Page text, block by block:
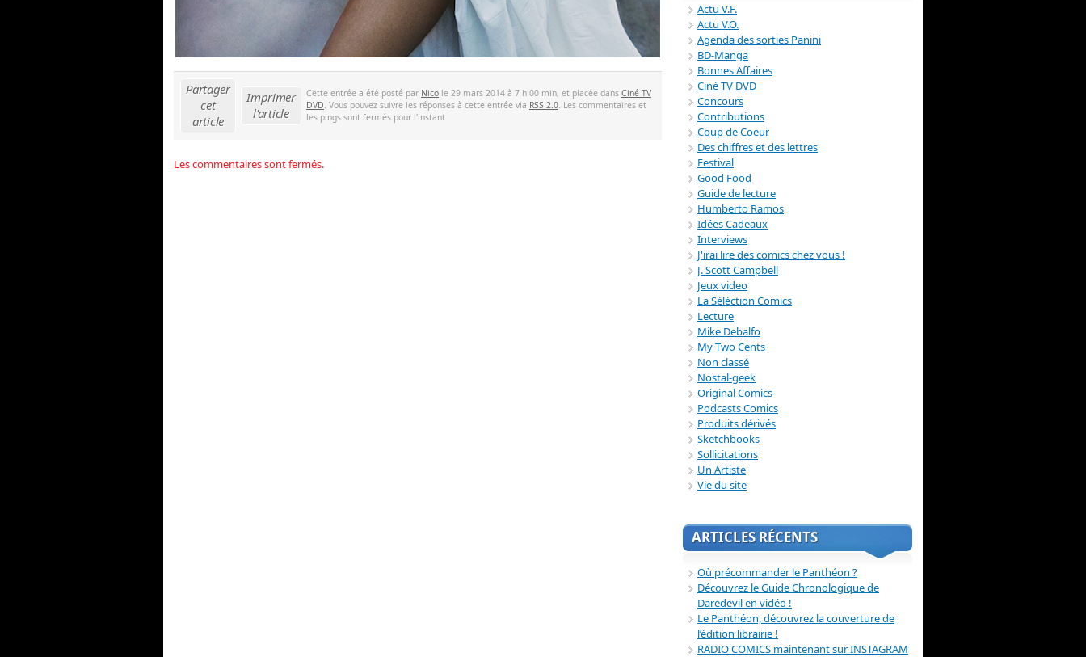
Partager
cet
article
Imprimer
l'article
Cette entrée a été posté par Nico le 29 mars 2014 à 7 h 00 min, et placée dans Ciné TV
DVD. Vous pouvez suivre les réponses à cette entrée via RSS 2.0. Les commentaires et
les pings sont fermés pour l'instant
Les commentaires sont fermés.
Actu V.F.
Actu V.O.
Agenda des sorties Panini
BD-Manga
Bonnes Affaires
Ciné TV DVD
Concours
Contributions
Coup de Coeur
Des chiffres et des lettres
Festival
Good Food
Guide de lecture
Humberto Ramos
Idées Cadeaux
Interviews
J'irai lire des comics chez vous !
J. Scott Campbell
Jeux video
La Séléction Comics
Lecture
Mike Debalfo
My Two Cents
Non classé
Nostal-geek
Original Comics
Podcasts Comics
Produits dérivés
Sketchbooks
Sollicitations
Un Artiste
Vie du site
ARTICLES RÉCENTS
Où précommander le Panthéon ?
Découvrez le Guide Chronologique de
Daredevil en vidéo !
Le Panthéon, découvrez la couverture de
l’édition librairie !
RADIO COMICS maintenant sur INSTAGRAM